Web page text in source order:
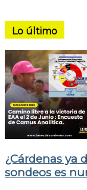
Lo último
¿Cárdenas ya
sondeos es